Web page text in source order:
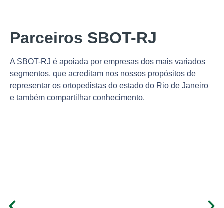
Parceiros SBOT-RJ
A SBOT-RJ é apoiada por empresas dos mais variados
segmentos, que acreditam nos nossos propósitos de
representar os ortopedistas do estado do Rio de Janeiro
e também compartilhar conhecimento.